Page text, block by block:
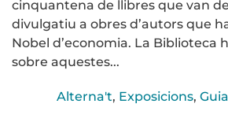
cinquantena de llibres que van
divulgatiu a obres d’autors que
Nobel d’economia. La Biblioteca
sobre aquestes...
Alterna't, Exposicions,